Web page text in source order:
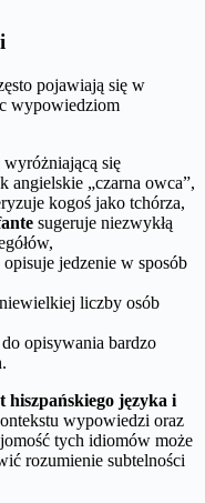
pojawiają się w
wypowiedziom
wyróżniającą się
angielskie „czarna owca”,
kogoś jako tchórza,
sugeruje niezwykłą
opisuje jedzenie w sposób
liczby osób
do opisywania bardzo
hiszpańskiego języka i
wypowiedzi oraz
tych idiomów może
rozumienie subtelności